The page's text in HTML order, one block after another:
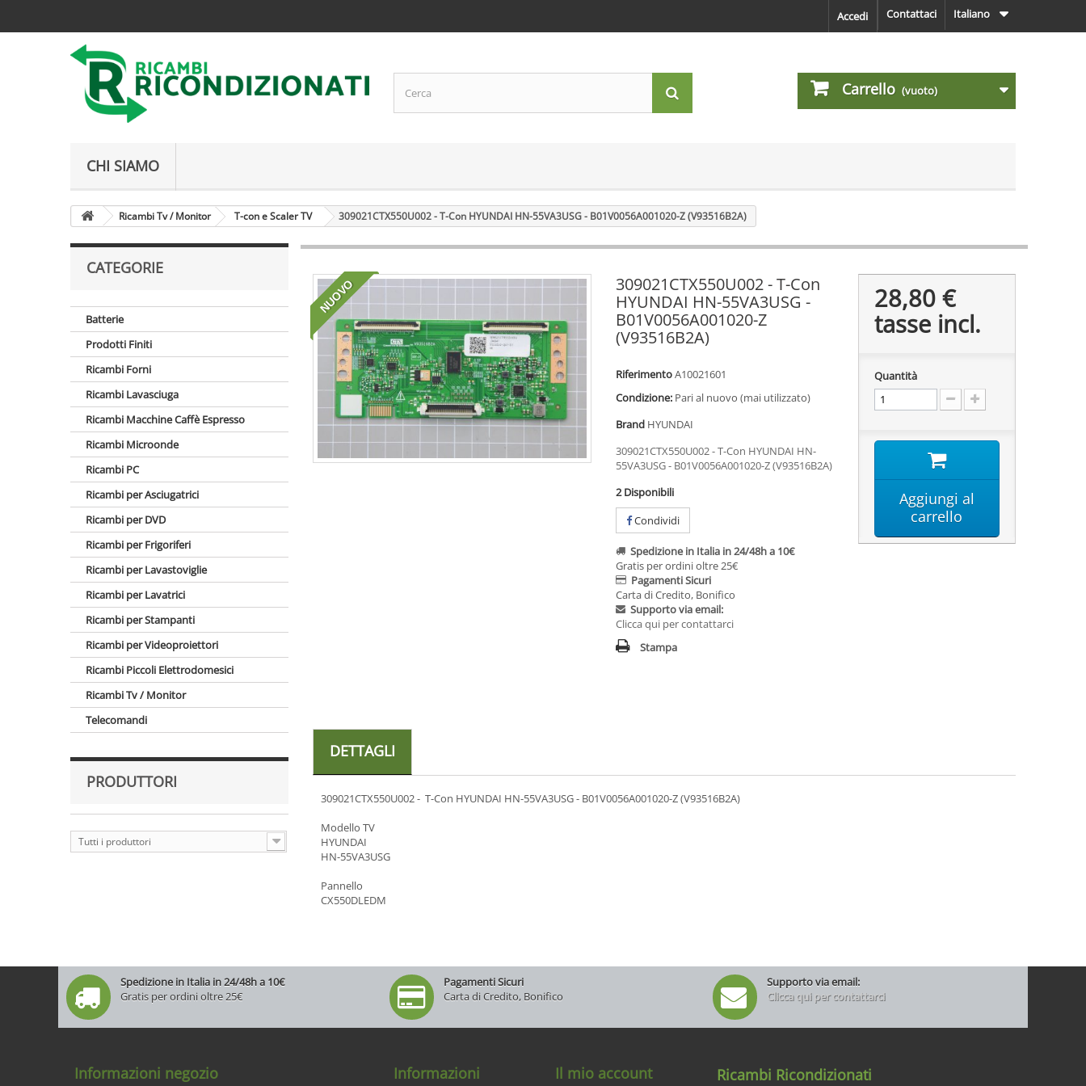
Italiano
Contattaci
Accedi
Carrello (vuoto)
CHI SIAMO
Ricambi Tv / Monitor T-con e Scaler TV 309021CTX550U002 - T-Con HYUNDAI HN-55VA3USG - B01V0056A001020-Z (V93516B2A)
CATEGORIE
Batterie
Prodotti Finiti
Ricambi Forni
Ricambi Lavasciuga
Ricambi Macchine Caffè Espresso
Ricambi Microonde
Ricambi PC
Ricambi per Asciugatrici
Ricambi per DVD
Ricambi per Frigoriferi
Ricambi per Lavastoviglie
Ricambi per Lavatrici
Ricambi per Stampanti
Ricambi per Videoproiettori
Ricambi Piccoli Elettrodomesici
Ricambi Tv / Monitor
Telecomandi
PRODUTTORI
Tutti i produttori
NUOVO
309021CTX550U002 - T-Con
HYUNDAI HN-55VA3USG -
B01V0056A001020-Z
(V93516B2A)
RiferimentoA10021601
Condizione: Pari al nuovo (mai utilizzato)
Brand HYUNDAI
309021CTX550U002 - T-Con HYUNDAI HN-
55VA3USG - B01V0056A001020-Z (V93516B2A)
2 Disponibili
Condividi
Spedizione in Italia in 24/48h a 10€
Gratis per ordini oltre 25€
Pagamenti Sicuri
Carta di Credito, Bonifico
Supporto via email:
Clicca qui per contattarci
Stampa
28,80 €
tasse incl.
Quantità
Aggiungi al
carrello
DETTAGLI
309021CTX550U002 - T-Con HYUNDAI HN-55VA3USG - B01V0056A001020-Z (V93516B2A)
Modello TV
HYUNDAI
HN-55VA3USG
Pannello
CX550DLEDM
Spedizione in Italia in 24/48h a 10€
Gratis per ordini oltre 25€
Pagamenti Sicuri
Carta di Credito, Bonifico
Supporto via email:
Clicca qui per contattarci
Informazioni negozio Informazioni Il mio account Ricambi Ricondizionati